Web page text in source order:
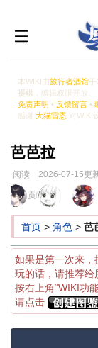
本WIKI由旅行者酒馆
提供 ，编辑权限开放。
免责声明 • 反馈留言 •
感谢 大猫雷恩 对WIKI
芭芭拉
阅读 2026-07-15更
跳
到
导
跳
到
搜
页面贡献者 :
首页 > 角色 > 芭
如果是第一次来，
玩的话，请推荐
按右上角“WIKI功
请点击